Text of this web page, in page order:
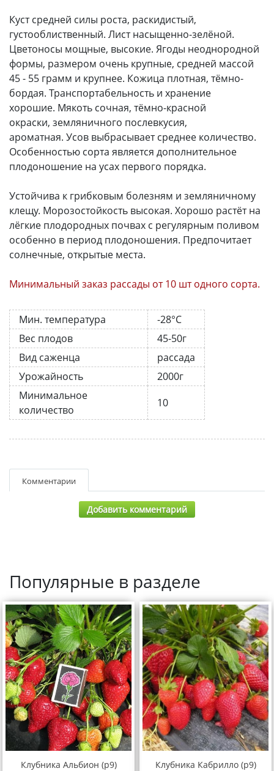
Куст средней силы роста, раскидистый,
густооблиственный. Лист насыщенно-зелёной.
Цветоносы мощные, высокие. Ягоды неоднородной
формы, размером очень крупные, средней массой
45 - 55 грамм и крупнее. Кожица плотная, тёмно-
бордая. Транспортабельность и хранение
хорошие. Мякоть сочная, тёмно-красной
окраски, земляничного послевкусия,
ароматная. Усов выбрасывает среднее количество.
Особенностью сорта является дополнительное
плодоношение на усах первого порядка.
Устойчива к грибковым болезням и земляничному
клещу. Морозостойкость высокая. Хорошо растёт на
лёгкие плодородных почвах с регулярным поливом
особенно в период плодоношения. Предпочитает
солнечные, открытые места.
Минимальный заказ рассады от 10 шт одного сорта.
Мин. температура
-28°C
Вес плодов
45-50г
Вид саженца
рассада
Урожайность
2000г
Минимальное
количество
10
Комментарии
Добавить комментарий
Популярные в разделе
Клубника Альбион (р9) Клубника Кабрилло (р9)